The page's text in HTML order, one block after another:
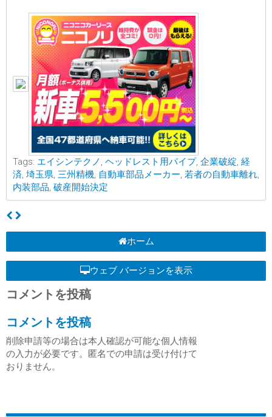
Tags: エイシンテクノ , ヘッドレスト用パイプ, 企業破綻, 経
済, 埼玉県, 三州精機, 自動車部品メーカー, 若者の自動車離れ,
内装部品, 破産開始決定
ホーム
ウェブ バージョンを表示
コメントを投稿
コメントを投稿
削除申請等の場合は本人確認が可能な個人情報
の入力が必要です。匿名での申請は受け付けて
おりません。